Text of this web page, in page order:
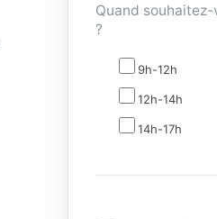
Quand
?
9h-12h
12h-14h
14h-17h